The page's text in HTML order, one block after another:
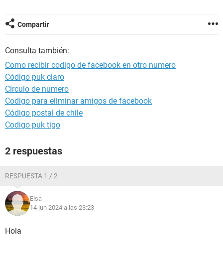
Compartir
Consulta también:
Como recibir codigo de facebook en otro numero
Código puk claro
Circulo de numero
Codigo para eliminar amigos de facebook
Código postal de chile
Codigo puk tigo
2 respuestas
RESPUESTA 1 / 2
Elsa
14 jun 2024 a las 23:23
Hola